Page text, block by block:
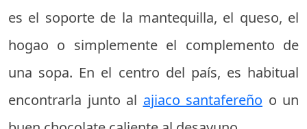
es el soporte de la mantequilla, el queso, el
hogao o simplemente el complemento de
una sopa. En el centro del país, es habitual
encontrarla junto al ajiaco santafereño o un